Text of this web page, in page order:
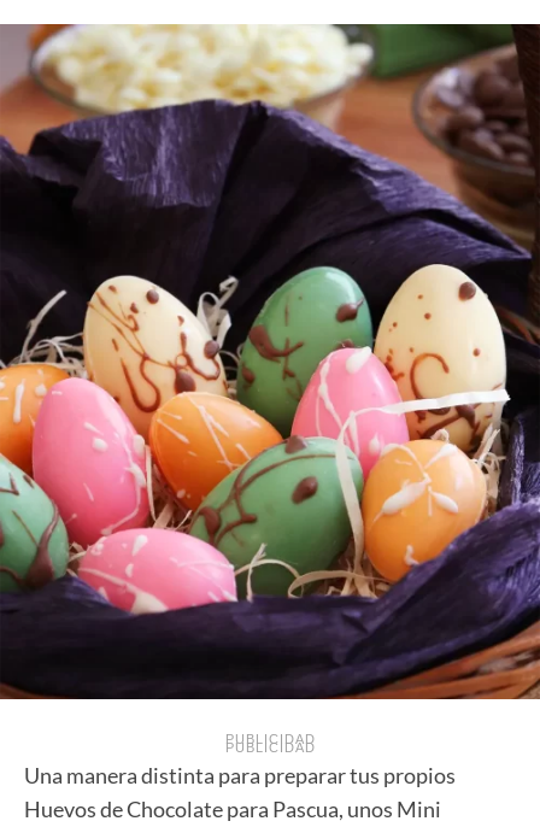
PUBLICIDAD
PUBLICIDAD
Una manera distinta para preparar tus propios
Huevos de Chocolate para Pascua, unos Mini